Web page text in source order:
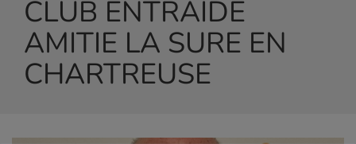
CLUB ENTRAIDE
AMITIE LA SURE EN
CHARTREUSE